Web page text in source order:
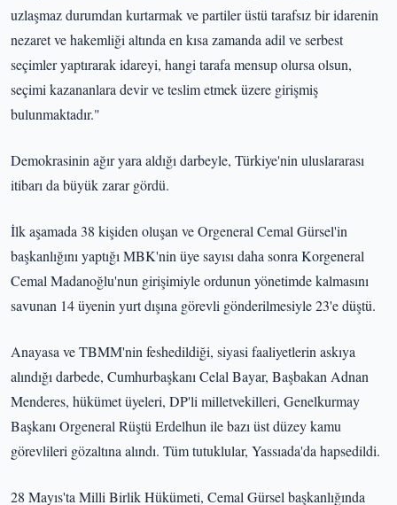
uzlaşmaz durumdan kurtarmak ve partiler üstü tarafsız bir idarenin
nezaret ve hakemliği altında en kısa zamanda adil ve serbest
seçimler yaptırarak idareyi, hangi tarafa mensup olursa olsun,
seçimi kazananlara devir ve teslim etmek üzere girişmiş
bulunmaktadır."
Demokrasinin ağır yara aldığı darbeyle, Türkiye'nin uluslararası
itibarı da büyük zarar gördü.
İlk aşamada 38 kişiden oluşan ve Orgeneral Cemal Gürsel'in
başkanlığını yaptığı MBK'nin üye sayısı daha sonra Korgeneral
Cemal Madanoğlu'nun girişimiyle ordunun yönetimde kalmasını
savunan 14 üyenin yurt dışına görevli gönderilmesiyle 23'e düştü.
Anayasa ve TBMM'nin feshedildiği, siyasi faaliyetlerin askıya
alındığı darbede, Cumhurbaşkanı Celal Bayar, Başbakan Adnan
Menderes, hükümet üyeleri, DP'li milletvekilleri, Genelkurmay
Başkanı Orgeneral Rüştü Erdelhun ile bazı üst düzey kamu
görevlileri gözaltına alındı. Tüm tutuklular, Yassıada'da hapsedildi.
28 Mayıs'ta Milli Birlik Hükümeti, Cemal Gürsel başkanlığında